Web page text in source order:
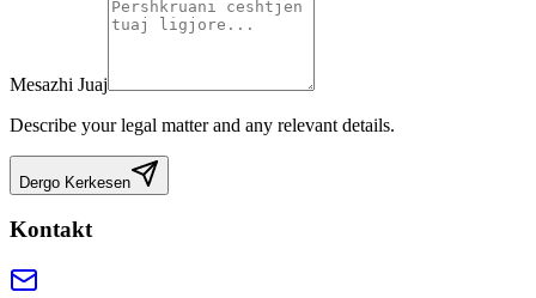
Mesazhi Juaj
Describe your legal matter and any relevant details.
Dergo Kerkesen
Kontakt